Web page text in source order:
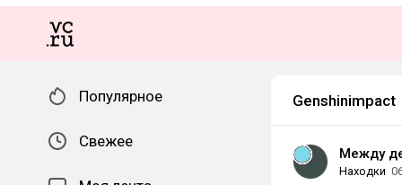
Популярное
Свежее
Genshinimpact
Между
Находки